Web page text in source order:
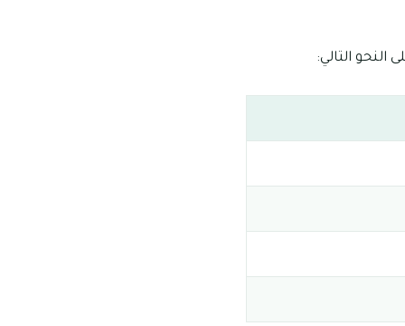
النحو التالي: